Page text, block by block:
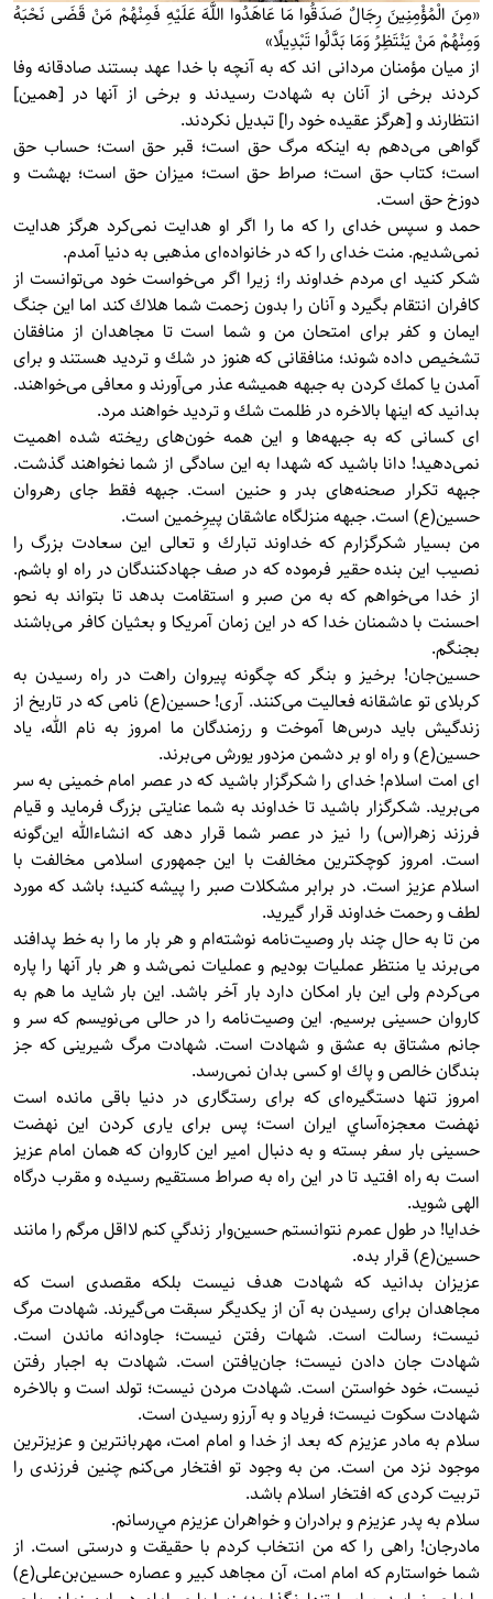
«مِنَ الْمُؤْمِنِينَ رِجَالٌ صَدَقُوا مَا عَاهَدُوا اللَّهَ عَلَيْهِ فَمِنْهُمْ مَنْ قَضَى نَحْبَهُ
وَمِنْهُمْ مَنْ يَنْتَظِرُ وَمَا بَدَّلُوا تَبْدِيلًا»
از ميان مؤمنان مردانى‏ اند كه به آنچه با خدا عهد بستند صادقانه وفا
كردند برخى از آنان به شهادت رسيدند و برخى از آنها در [همين]
انتظارند و [هرگز عقيده خود را] تبديل نكردند.
گواهی می‌دهم به اينكه مرگ حق است؛ قبر حق است؛ حساب حق
است؛ كتاب حق است؛ صراط حق است؛ ميزان حق است؛ بهشت و
دوزخ حق است.
حمد و سپس خدای را كه ما را اگر او هدايت نمی‌كرد هرگز هدايت
نمی‌شديم. منت خدای را كه در خانواده‌ای مذهبی به دنيا آمدم.
شكر كنيد ای مردم خداوند را؛ زيرا اگر می‌خواست خود می‌توانست از
كافران انتقام بگيرد و آنان را بدون زحمت شما هلاك كند اما اين جنگ
ايمان و كفر برای امتحان من و شما است تا مجاهدان از منافقان
تشخيص داده شوند؛ منافقانی كه هنوز در شك و ترديد هستند و برای
آمدن يا كمك كردن به جبهه هميشه عذر می‌آورند و معافی می‌خواهند.
بدانيد كه اينها بالاخره در ظلمت شك و ترديد خواهند مرد.
ای كسانی كه به جبهه‌ها و اين همه خون‌های ريخته شده اهميت
نمی‌دهيد! دانا باشيد كه شهدا به اين سادگی از شما نخواهند گذشت.
جبهه تكرار صحنه‌های بدر و حنين است. جبهه فقط جای رهروان
حسين(ع) است. جبهه منزلگاه عاشقان پيرِخمين است.
من بسيار شكرگزارم كه خداوند تبارك و تعالی اين سعادت بزرگ را
نصيب اين بنده حقير فرموده كه در صف جهادكنندگان در راه او باشم.
از خدا می‌خواهم كه به من صبر و استقامت بدهد تا بتواند به نحو
احسنت با دشمنان خدا كه در اين زمان آمريكا و بعثيان كافر می‌باشند
بجنگم.
حسين‌جان! برخيز و بنگر كه چگونه پيروان راهت در راه رسيدن به
كربلای تو عاشقانه فعاليت می‌كنند. آری! حسين(ع) نامی كه در تاريخ از
زندگيش بايد درس‌ها آموخت و رزمندگان ما امروز به نام الله، ياد
حسين(ع) و راه او بر دشمن مزدور يورش می‌برند.
ای امت اسلام! خدای را شكرگزار باشيد كه در عصر امام خمينی به سر
می‌بريد. شكرگزار باشيد تا خداوند به شما عنايتی بزرگ فرمايد و قيام
فرزند زهرا(س) را نيز در عصر شما قرار دهد كه انشاءالله اين‌گونه
است. امروز كوچكترين مخالفت با اين جمهوری اسلامی مخالفت با
اسلام عزيز است. در برابر مشكلات صبر را پيشه كنيد؛ باشد كه مورد
لطف و رحمت خداوند قرار گيريد.
من تا به حال چند بار وصيت‌نامه نوشته‌ام و هر بار ما را به خط پدافند
می‌برند يا منتظر عمليات بوديم و عمليات نمی‌شد و هر بار آنها را پاره
می‌كردم ولی اين بار امكان دارد بار آخر باشد. اين بار شايد ما هم به
كاروان حسينی برسيم. اين وصيت‌نامه را در حالی می‌نويسم كه سر و
جانم مشتاق به عشق و شهادت است. شهادت مرگ شيرينی كه جز
بندگان خالص و پاك او كسی بدان نمی‌رسد.
امروز تنها دستگيره‌ای كه برای رستگاری در دنيا باقی مانده است
نهضت معجزه‌آساي ايران است؛ پس برای ياری كردن اين نهضت
حسينی بار سفر بسته و به دنبال امير اين كاروان كه همان امام عزيز
است به راه افتيد تا در اين راه به صراط مستقيم رسيده و مقرب درگاه
الهی شويد.
خدايا! در طول عمرم نتوانستم حسين‌وار زندگي كنم لااقل مرگم را مانند
حسين(ع) قرار بده.
عزيزان بدانيد كه شهادت هدف نيست بلكه مقصدی است كه
مجاهدان برای رسيدن به آن از يكديگر سبقت می‌گيرند. شهادت مرگ
نيست؛ رسالت است. شهات رفتن نيست؛ جاودانه ماندن است.
شهادت جان دادن نيست؛ جان‌يافتن است. شهادت به اجبار رفتن
نيست، خود خواستن است. شهادت مردن نيست؛ تولد است و بالاخره
شهادت سكوت نيست؛ فرياد و به آرزو رسيدن است.
سلام به مادر عزيزم كه بعد از خدا و امام امت، مهربانترين و عزيزترين
موجود نزد من است. من به وجود تو افتخار می‌كنم چنين فرزندی را
تربيت كردی كه افتخار اسلام باشد.
سلام به پدر عزيزم و برادران و خواهران عزيزم مي‌رسانم.
مادرجان! راهی را كه من انتخاب كردم با حقيقت و درستی است. از
شما خواستارم كه امام امت، آن مجاهد كبير و عصاره حسين‌بن‌علی(ع)